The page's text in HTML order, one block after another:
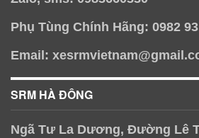
Phụ Tùng Chính Hãng: 0982
Email:
SRM HÀ ĐÔNG
Ngã Tư La Dương, Đường Lê